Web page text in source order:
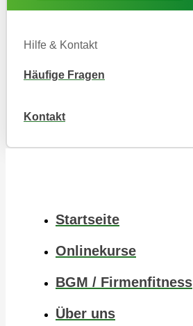
Hilfe & Kontakt
Häufige Fragen
Kontakt
Startseite
Onlinekurse
BGM / Firmenfitness
Über uns